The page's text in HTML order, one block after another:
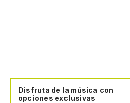
Disfruta de la música con
opciones exclusivas